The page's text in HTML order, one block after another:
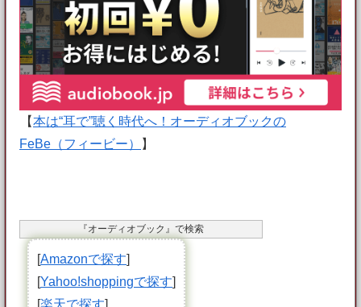
【本は“耳で”聴く時代へ！オーディオブックの
FeBe（フィービー）
】
『オーディオブック』で検索
[Amazonで探す]
[Yahoo!shoppingで探す]